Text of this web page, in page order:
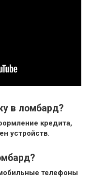
в ломбард?
кредита,
устройств
телефоны